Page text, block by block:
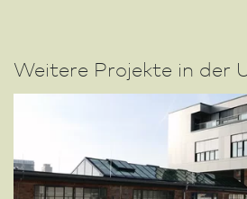
Weitere Projekte in der